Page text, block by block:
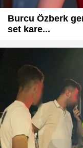
Burcu Özberk
set kare...